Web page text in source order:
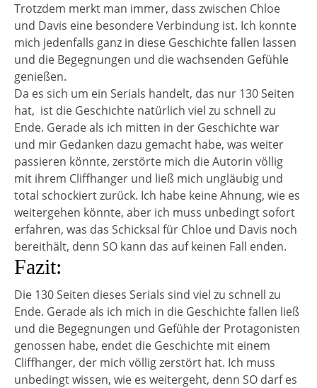
Trotzdem merkt man immer, dass zwischen Chloe
und Davis eine besondere Verbindung ist. Ich konnte
mich jedenfalls ganz in diese Geschichte fallen lassen
und die Begegnungen und die wachsenden Gefühle
genießen.
Da es sich um ein Serials handelt, das nur 130 Seiten
hat, ist die Geschichte natürlich viel zu schnell zu
Ende. Gerade als ich mitten in der Geschichte war
und mir Gedanken dazu gemacht habe, was weiter
passieren könnte, zerstörte mich die Autorin völlig
mit ihrem Cliffhanger und ließ mich ungläubig und
total schockiert zurück. Ich habe keine Ahnung, wie es
weitergehen könnte, aber ich muss unbedingt sofort
erfahren, was das Schicksal für Chloe und Davis noch
bereithält, denn SO kann das auf keinen Fall enden.
Fazit:
Die 130 Seiten dieses Serials sind viel zu schnell zu
Ende. Gerade als ich mich in die Geschichte fallen ließ
und die Begegnungen und Gefühle der Protagonisten
genossen habe, endet die Geschichte mit einem
Cliffhanger, der mich völlig zerstört hat. Ich muss
unbedingt wissen, wie es weitergeht, denn SO darf es